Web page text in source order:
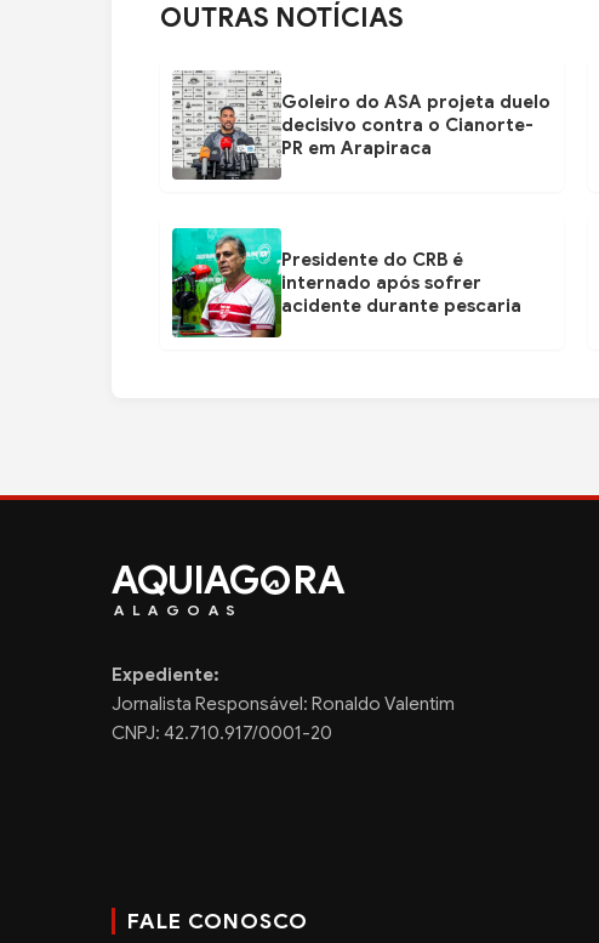
OUTRAS NOTÍCIAS
Goleiro do ASA projeta duelo
decisivo contra o Cianorte-
PR em Arapiraca
Presidente do CRB é
internado após sofrer
acidente durante pescaria
AQUIAG RA
ALAGOAS
Expediente:
Jornalista Responsável: Ronaldo Valentim
CNPJ: 42.710.917/0001-20
FALE CONOSCO